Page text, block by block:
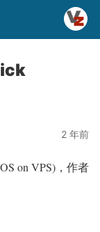
2 年前
on VPS)，作者